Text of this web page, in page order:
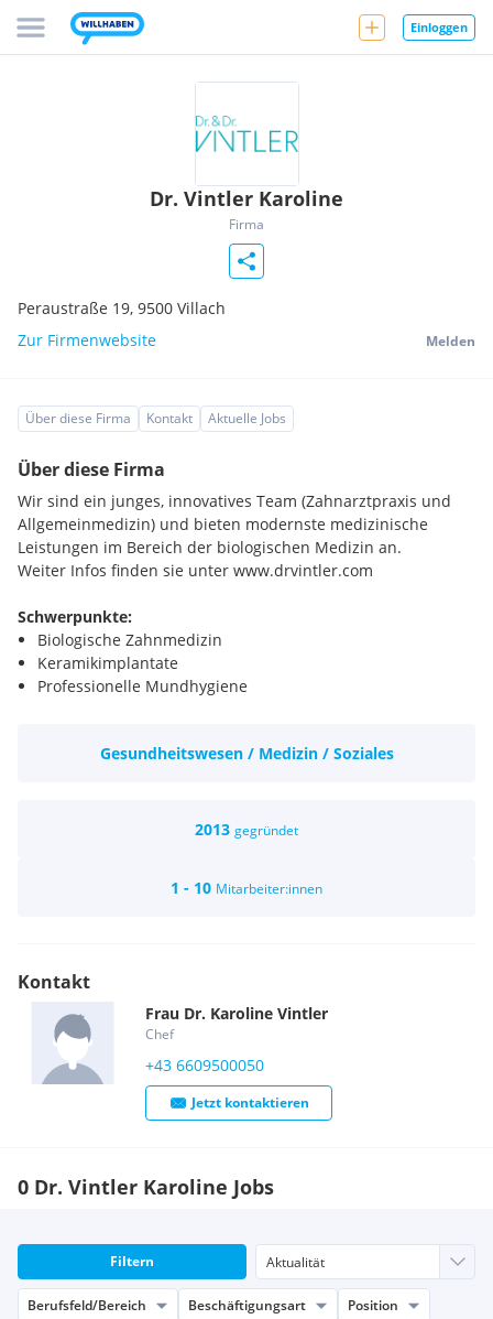
Einloggen
Dr. Vintler Karoline
Firma
Peraustraße 19, 9500 Villach
Zur Firmenwebsite
Melden
Über diese Firma Kontakt Aktuelle Jobs
Über diese Firma
Wir sind ein junges, innovatives Team (Zahnarztpraxis und
Allgemeinmedizin) und bieten modernste medizinische
Leistungen im Bereich der biologischen Medizin an.
Weiter Infos finden sie unter www.drvintler.com
Schwerpunkte:
Biologische Zahnmedizin
Keramikimplantate
Professionelle Mundhygiene
Metalfreie Versorgung
Gesundheitswesen / Medizin / Soziales
2013 gegründet
1 - 10 Mitarbeiter:innen
Kontakt
Frau Dr. Karoline Vintler
Chef
+43 6609500050
Jetzt kontaktieren
0 Dr. Vintler Karoline Jobs
Filtern
Berufsfeld/Bereich Beschäftigungsart Position